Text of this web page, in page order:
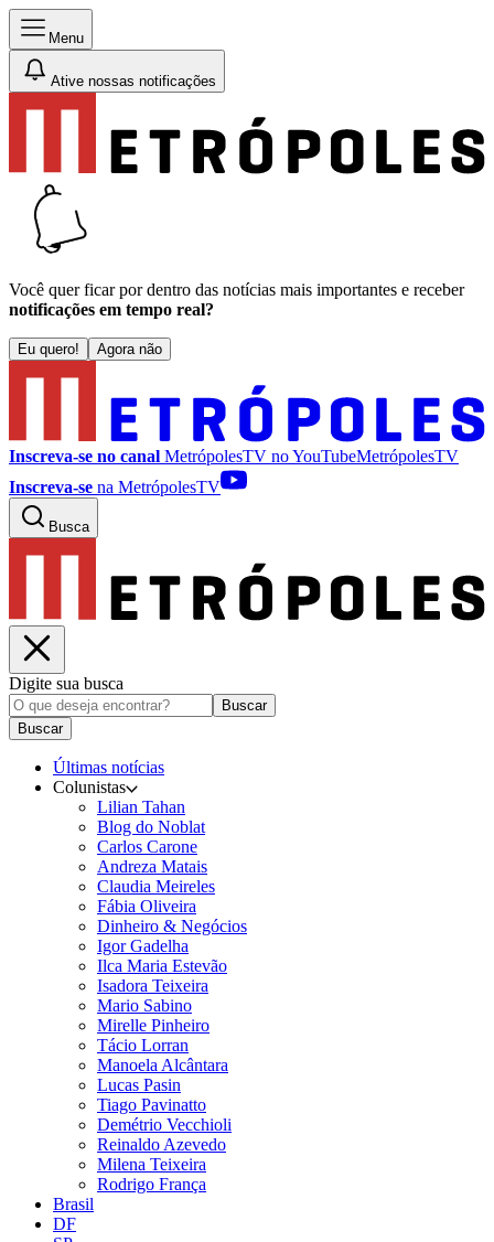
Menu
Ative nossas notificações
Você quer ficar por dentro das notícias mais importantes e receber
notificações em tempo real?
Eu quero! Agora não
Inscreva-se no canal MetrópolesTV noYouTubeMetrópolesTV
Inscreva-se na MetrópolesTV
Busca
Digite sua busca
Buscar
Buscar
Últimas notícias
Colunistas
Lilian Tahan
Blog do Noblat
Carlos Carone
Andreza Matais
Claudia Meireles
Fábia Oliveira
Dinheiro & Negócios
Igor Gadelha
Ilca Maria Estevão
Isadora Teixeira
Mario Sabino
Mirelle Pinheiro
Tácio Lorran
Manoela Alcântara
Lucas Pasin
Tiago Pavinatto
Demétrio Vecchioli
Reinaldo Azevedo
Milena Teixeira
Rodrigo França
Brasil
DF